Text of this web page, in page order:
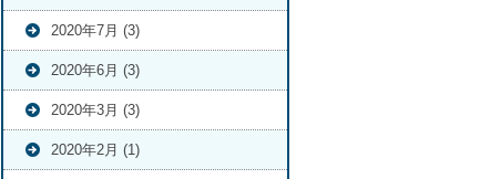
2020年7月 (3)
2020年6月 (3)
2020年3月 (3)
2020年2月 (1)